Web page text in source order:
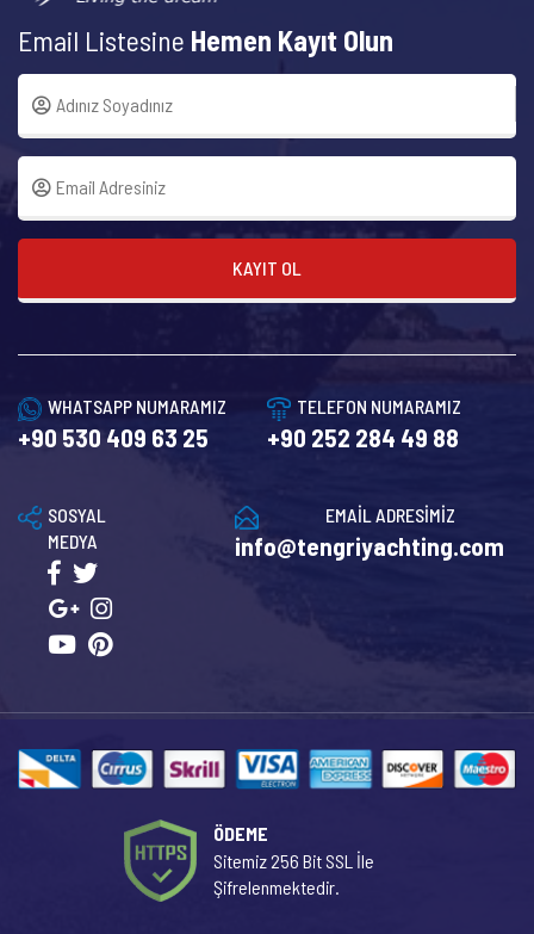
Email Listesine Hemen Kayıt Olun
KAYIT OL
WHATSAPP NUMARAMIZ
+90 530 409 63 25
TELEFON NUMARAMIZ
+90 252 284 49 88
EMAİL ADRESİMİZ
info@tengriyachting.com
SOSYAL
MEDYA
ÖDEME
Sitemiz 256 Bit SSL İle
Şifrelenmektedir.